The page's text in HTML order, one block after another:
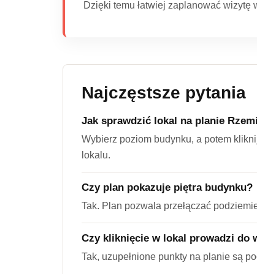
Dzięki temu łatwiej zaplanować wizytę
Najczęstsze pytania
Jak sprawdzić lokal na planie
Wybierz poziom budynku, a potem
lokalu.
Czy plan pokazuje piętra budynku?
Tak. Plan pozwala przełączać
Czy kliknięcie w lokal prowadzi do
Tak, uzupełnione punkty na planie są